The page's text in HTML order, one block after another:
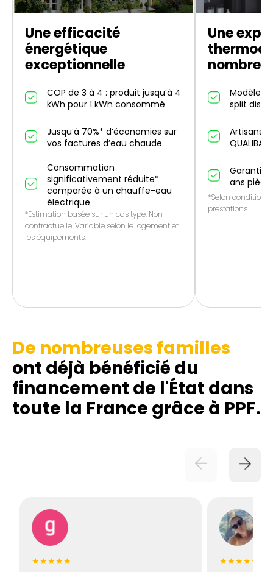
Une efficacité
énergétique
exceptionnelle
COP de 3 à 4 : produit jusqu’à 4
kWh pour 1 kWh consommé
Jusqu’à 70%* d’économies sur
vos factures d’eau chaude
Consommation
significativement réduite*
comparée à un chauffe-eau
électrique
*Estimation basée sur un cas type. Non
contractuelle. Variable selon le logement et
les équipements.
Une
Modèles
split
Artisans
QUALIBAT
Garantie
ans
*Selon conditions
prestations.
De nombreuses familles
ont déjà bénéficié du
financement de l'État dans
toute la France grâce à PPF.
★★★★★
★★★★★